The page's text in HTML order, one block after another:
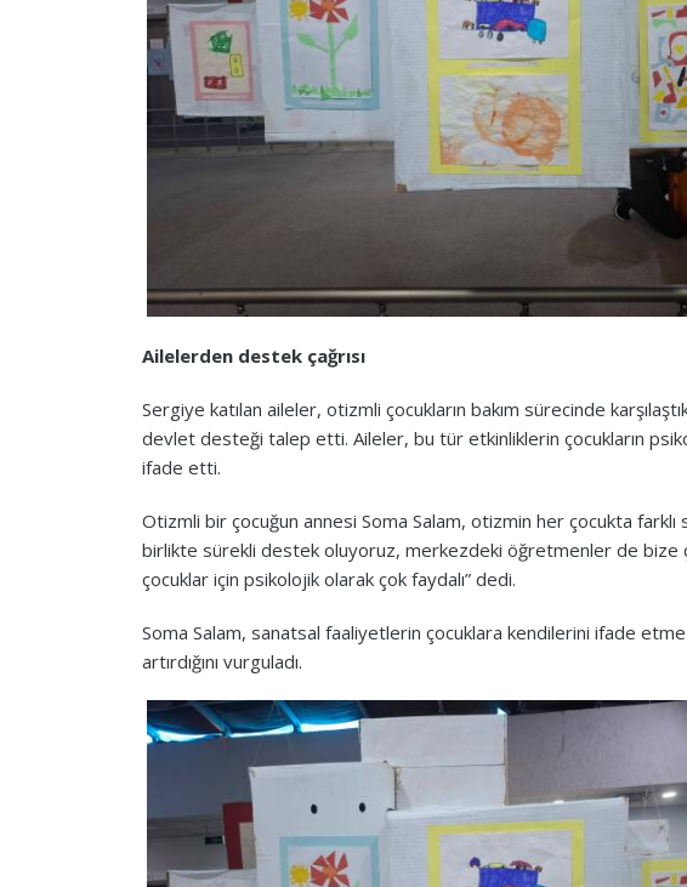
Ailelerden destek çağrısı
Sergiye katılan aileler, otizmli çocukların bakım sürecinde
devlet desteği talep etti. Aileler, bu tür etkinliklerin çocukların
ifade etti.
Otizmli bir çocuğun annesi Soma Salam, otizmin her çocukta
birlikte sürekli destek oluyoruz, merkezdeki öğretmenler de bize
çocuklar için psikolojik olarak çok faydalı” dedi.
Soma Salam, sanatsal faaliyetlerin çocuklara kendilerini ifade
artırdığını vurguladı.